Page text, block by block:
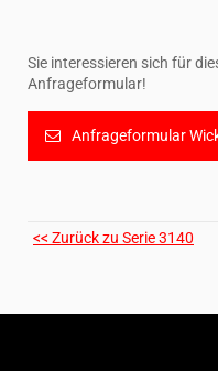
Sie interessieren sich für
Anfrageformular!
Anfrageformular
<< Zurück zu Serie 3140